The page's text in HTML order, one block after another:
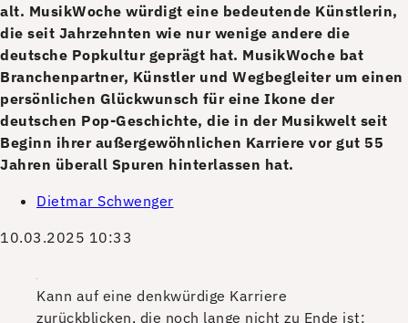
alt. MusikWoche würdigt eine bedeutende Künstlerin,
die seit Jahrzehnten wie nur wenige andere die
deutsche Popkultur geprägt hat. MusikWoche bat
Branchenpartner, Künstler und Wegbegleiter um einen
persönlichen Glückwunsch für eine Ikone der
deutschen Pop-Geschichte, die in der Musikwelt seit
Beginn ihrer außergewöhnlichen Karriere vor gut 55
Jahren überall Spuren hinterlassen hat.
Dietmar Schwenger
10.03.2025 10:33
Kann auf eine denkwürdige Karriere
zurückblicken, die noch lange nicht zu Ende ist: